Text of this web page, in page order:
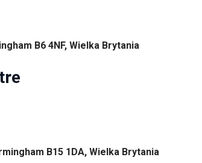
B6 4NF, Wielka Brytania
B15 1DA, Wielka Brytania